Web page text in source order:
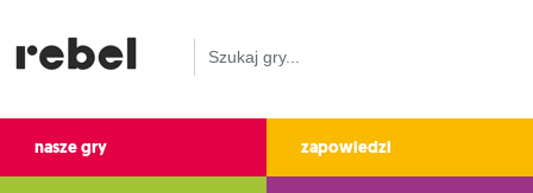
nasze gry zapowiedzi